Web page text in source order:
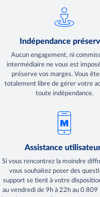
Indépendance
Aucun engagement, ni
intermédiaire ne vous est
préserve vos marges. Vous
totalement libre de gérer votre
toute indépendance.
Assistance
Si vous rencontrez la moindre
vous souhaitez poser des
support se tient à votre
au vendredi de 9h à 22h au 0